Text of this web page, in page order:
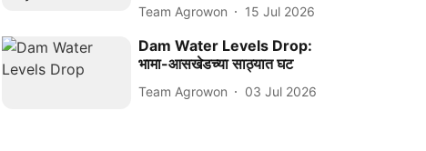
Team Agrowon 15 Jul 2026
Dam Water Levels Drop:
भामा-आसखेडच्या साठ्यात घट
Team Agrowon 03 Jul 2026